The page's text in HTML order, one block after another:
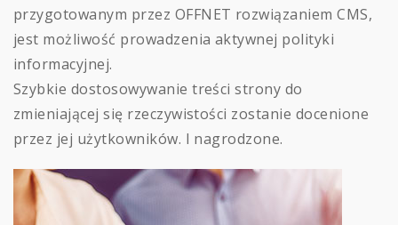
przygotowanym przez OFFNET rozwiązaniem CMS,
jest możliwość prowadzenia aktywnej polityki
informacyjnej.
Szybkie dostosowywanie treści strony do
zmieniającej się rzeczywistości zostanie docenione
przez jej użytkowników. I nagrodzone.